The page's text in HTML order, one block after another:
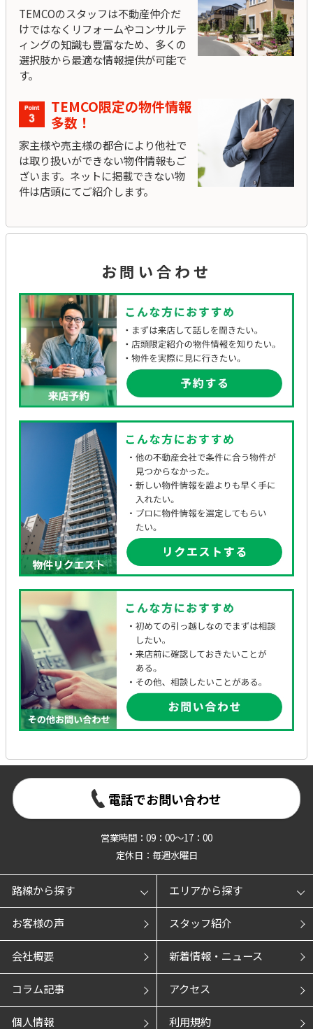
TEMCOのスタッフは不動産仲介だ
けではなくリフォームやコンサルテ
ィングの知識も豊富なため、多くの
選択肢から最適な情報提供が可能で
す。
TEMCO限定の物件情報
多数！
家主様や売主様の都合により他社で
は取り扱いができない物件情報もご
ざいます。ネットに掲載できない物
件は店頭にてご紹介します。
お問い合わせ
電話でお問い合わせ
営業時間：09：00～17：00
定休日：毎週水曜日
路線から探す エリアから探す
お客様の声 スタッフ紹介
会社概要 新着情報・ニュース
コラム記事 アクセス
個人情報 利用規約